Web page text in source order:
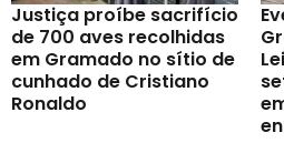
Justiça proíbe sacrifício
de 700 aves recolhidas
em Gramado no sítio de
cunhado de Cristiano
Ronaldo